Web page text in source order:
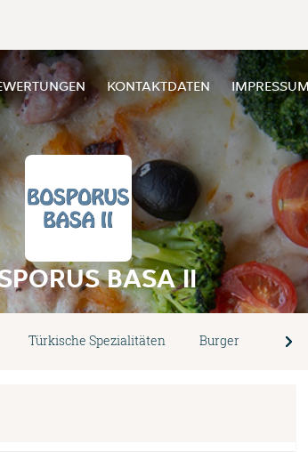
KONTAKTDATEN
BASA II
Türkische Spezialitäten Burger